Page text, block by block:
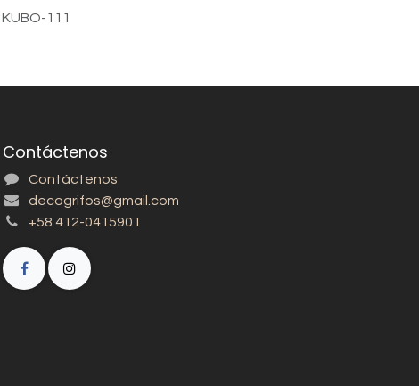
KUBO-111
Contáctenos
Contáctenos
decogrifos@gmail.com
+58 412-0415901